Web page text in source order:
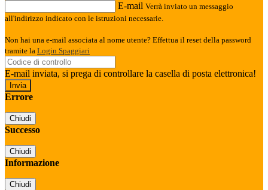
E-mail Verrà inviato un messaggio
all'indirizzo indicato con le istruzioni necessarie.
Non hai una e-mail associata al nome utente? Effettua il reset della password
tramite la Login Spaggiari
E-mail inviata, si prega di controllare la casella di posta elettronica!
Errore
Chiudi
Successo
Chiudi
Informazione
Chiudi